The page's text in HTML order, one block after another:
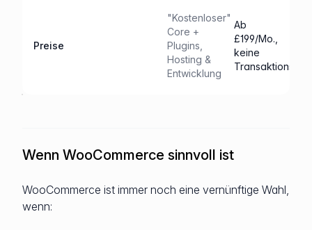
Preise
"Kostenloser"
Core +
Plugins,
Hosting &
Entwicklung
Ab
£199/Mo.,
keine
Wenn WooCommerce sinnvoll ist
WooCommerce ist immer noch eine vernünftige Wahl,
wenn: